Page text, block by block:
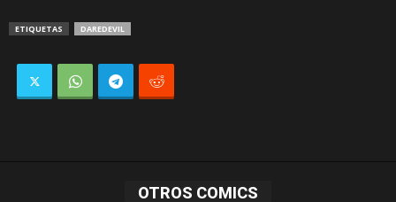
ETIQUETAS DAREDEVIL
OTROS COMICS